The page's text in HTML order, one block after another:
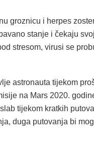
groznicu i herpes
stanje i čekaju
stresom, virusi se
astronauta tijekom
na Mars 2020.
tijekom kratkih
duga putovanja bi